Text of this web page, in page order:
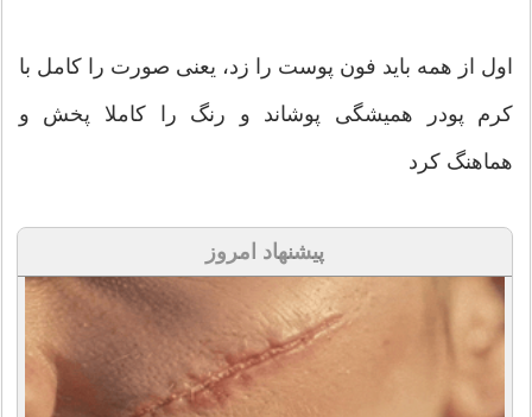
اول از همه باید فون پوست را زد، یعنی صورت را کامل با
کرم پودر همیشگی پوشاند و رنگ را کاملا پخش و
هماهنگ کرد
پیشنهاد امروز